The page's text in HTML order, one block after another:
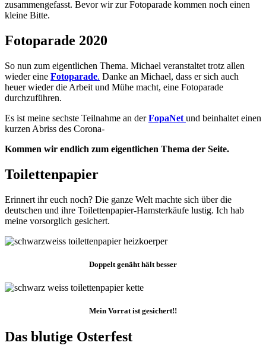
zusammengefasst. Bevor wir zur Fotoparade kommen noch einen
kleine Bitte.
Fotoparade 2020
So nun zum eigentlichen Thema. Michael veranstaltet trotz allen
wieder eine Fotoparade. Danke an Michael, dass er sich auch
heuer wieder die Arbeit und Mühe macht, eine Fotoparade
durchzuführen.
Es ist meine sechste Teilnahme an derFopaNet und beinhaltet einen
kurzen Abriss des Corona-
Kommen wir endlich zum eigentlichen Thema der Seite.
Toilettenpapier
Erinnert ihr euch noch? Die ganze Welt machte sich über die
deutschen und ihre Toilettenpapier-Hamsterkäufe lustig. Ich hab
meine vorsorglich gesichert.
Doppelt genäht hält besser
Mein Vorrat ist gesichert!!
Das blutige Osterfest